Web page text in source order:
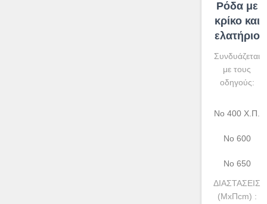
Ρόδα με
κρίκο και
ελατήριο
Συνδυάζεται
με τους
οδηγούς:
No 400 Χ.Π.
Νο 600
Νο 650
ΔΙΑΣΤΑΣΕΙΣ
(ΜxΠcm) :